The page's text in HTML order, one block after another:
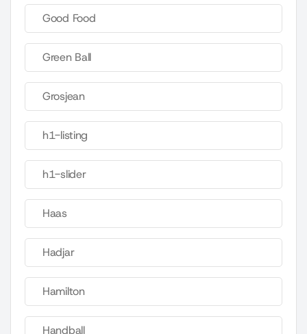
Good Food
Green Ball
Grosjean
h1-listing
h1-slider
Haas
Hadjar
Hamilton
Handball